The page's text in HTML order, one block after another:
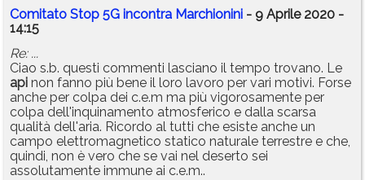
Comitato Stop 5G incontra Marchionini - 9 Aprile 2020 -
14:15
Re: ...
Ciao s.b. questi commenti lasciano il tempo trovano. Le
api non fanno più bene il loro lavoro per vari motivi. Forse
anche per colpa dei c.e.m ma più vigorosamente per
colpa dell'inquinamento atmosferico e dalla scarsa
qualità dell'aria. Ricordo al tutti che esiste anche un
campo elettromagnetico statico naturale terrestre e che,
quindi, non è vero che se vai nel deserto sei
assolutamente immune ai c.e.m..